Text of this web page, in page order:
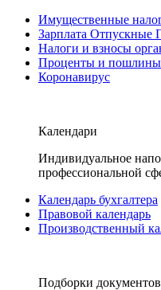
Имущественные
Зарплата Отпускные
Налоги и взносы
Проценты и пошлины
Коронавирус
Календари
Индивидуальное
профессиональной
Календарь бухгалтера
Правовой календарь
Производственный
Подборки документов